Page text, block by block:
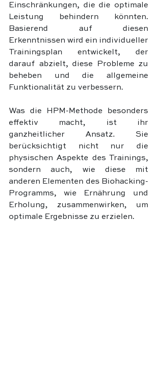
Einschränkungen, die die optimale
Leistung behindern könnten.
Basierend auf diesen
Erkenntnissen wird ein individueller
Trainingsplan entwickelt, der
darauf abzielt, diese Probleme zu
beheben und die allgemeine
Funktionalität zu verbessern.
Was die HPM-Methode besonders
effektiv macht, ist ihr
ganzheitlicher Ansatz. Sie
berücksichtigt nicht nur die
physischen Aspekte des Trainings,
sondern auch, wie diese mit
anderen Elementen des Biohacking-
Programms, wie Ernährung und
Erholung, zusammenwirken, um
optimale Ergebnisse zu erzielen.